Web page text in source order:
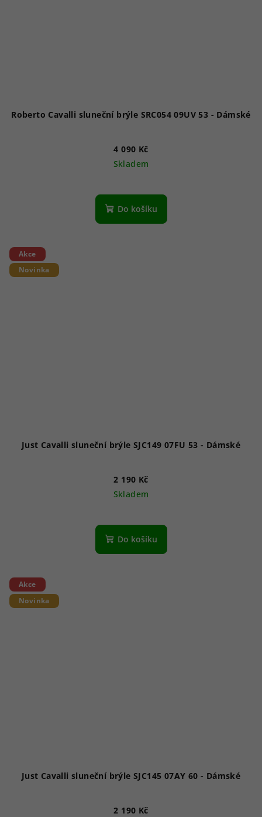
Roberto Cavalli sluneční brýle SRC054 09UV 53 - Dámské
4 090 Kč
Skladem
Do košíku
Akce
Novinka
Just Cavalli sluneční brýle SJC149 07FU 53 - Dámské
2 190 Kč
Skladem
Do košíku
Akce
Novinka
Just Cavalli sluneční brýle SJC145 07AY 60 - Dámské
2 190 Kč